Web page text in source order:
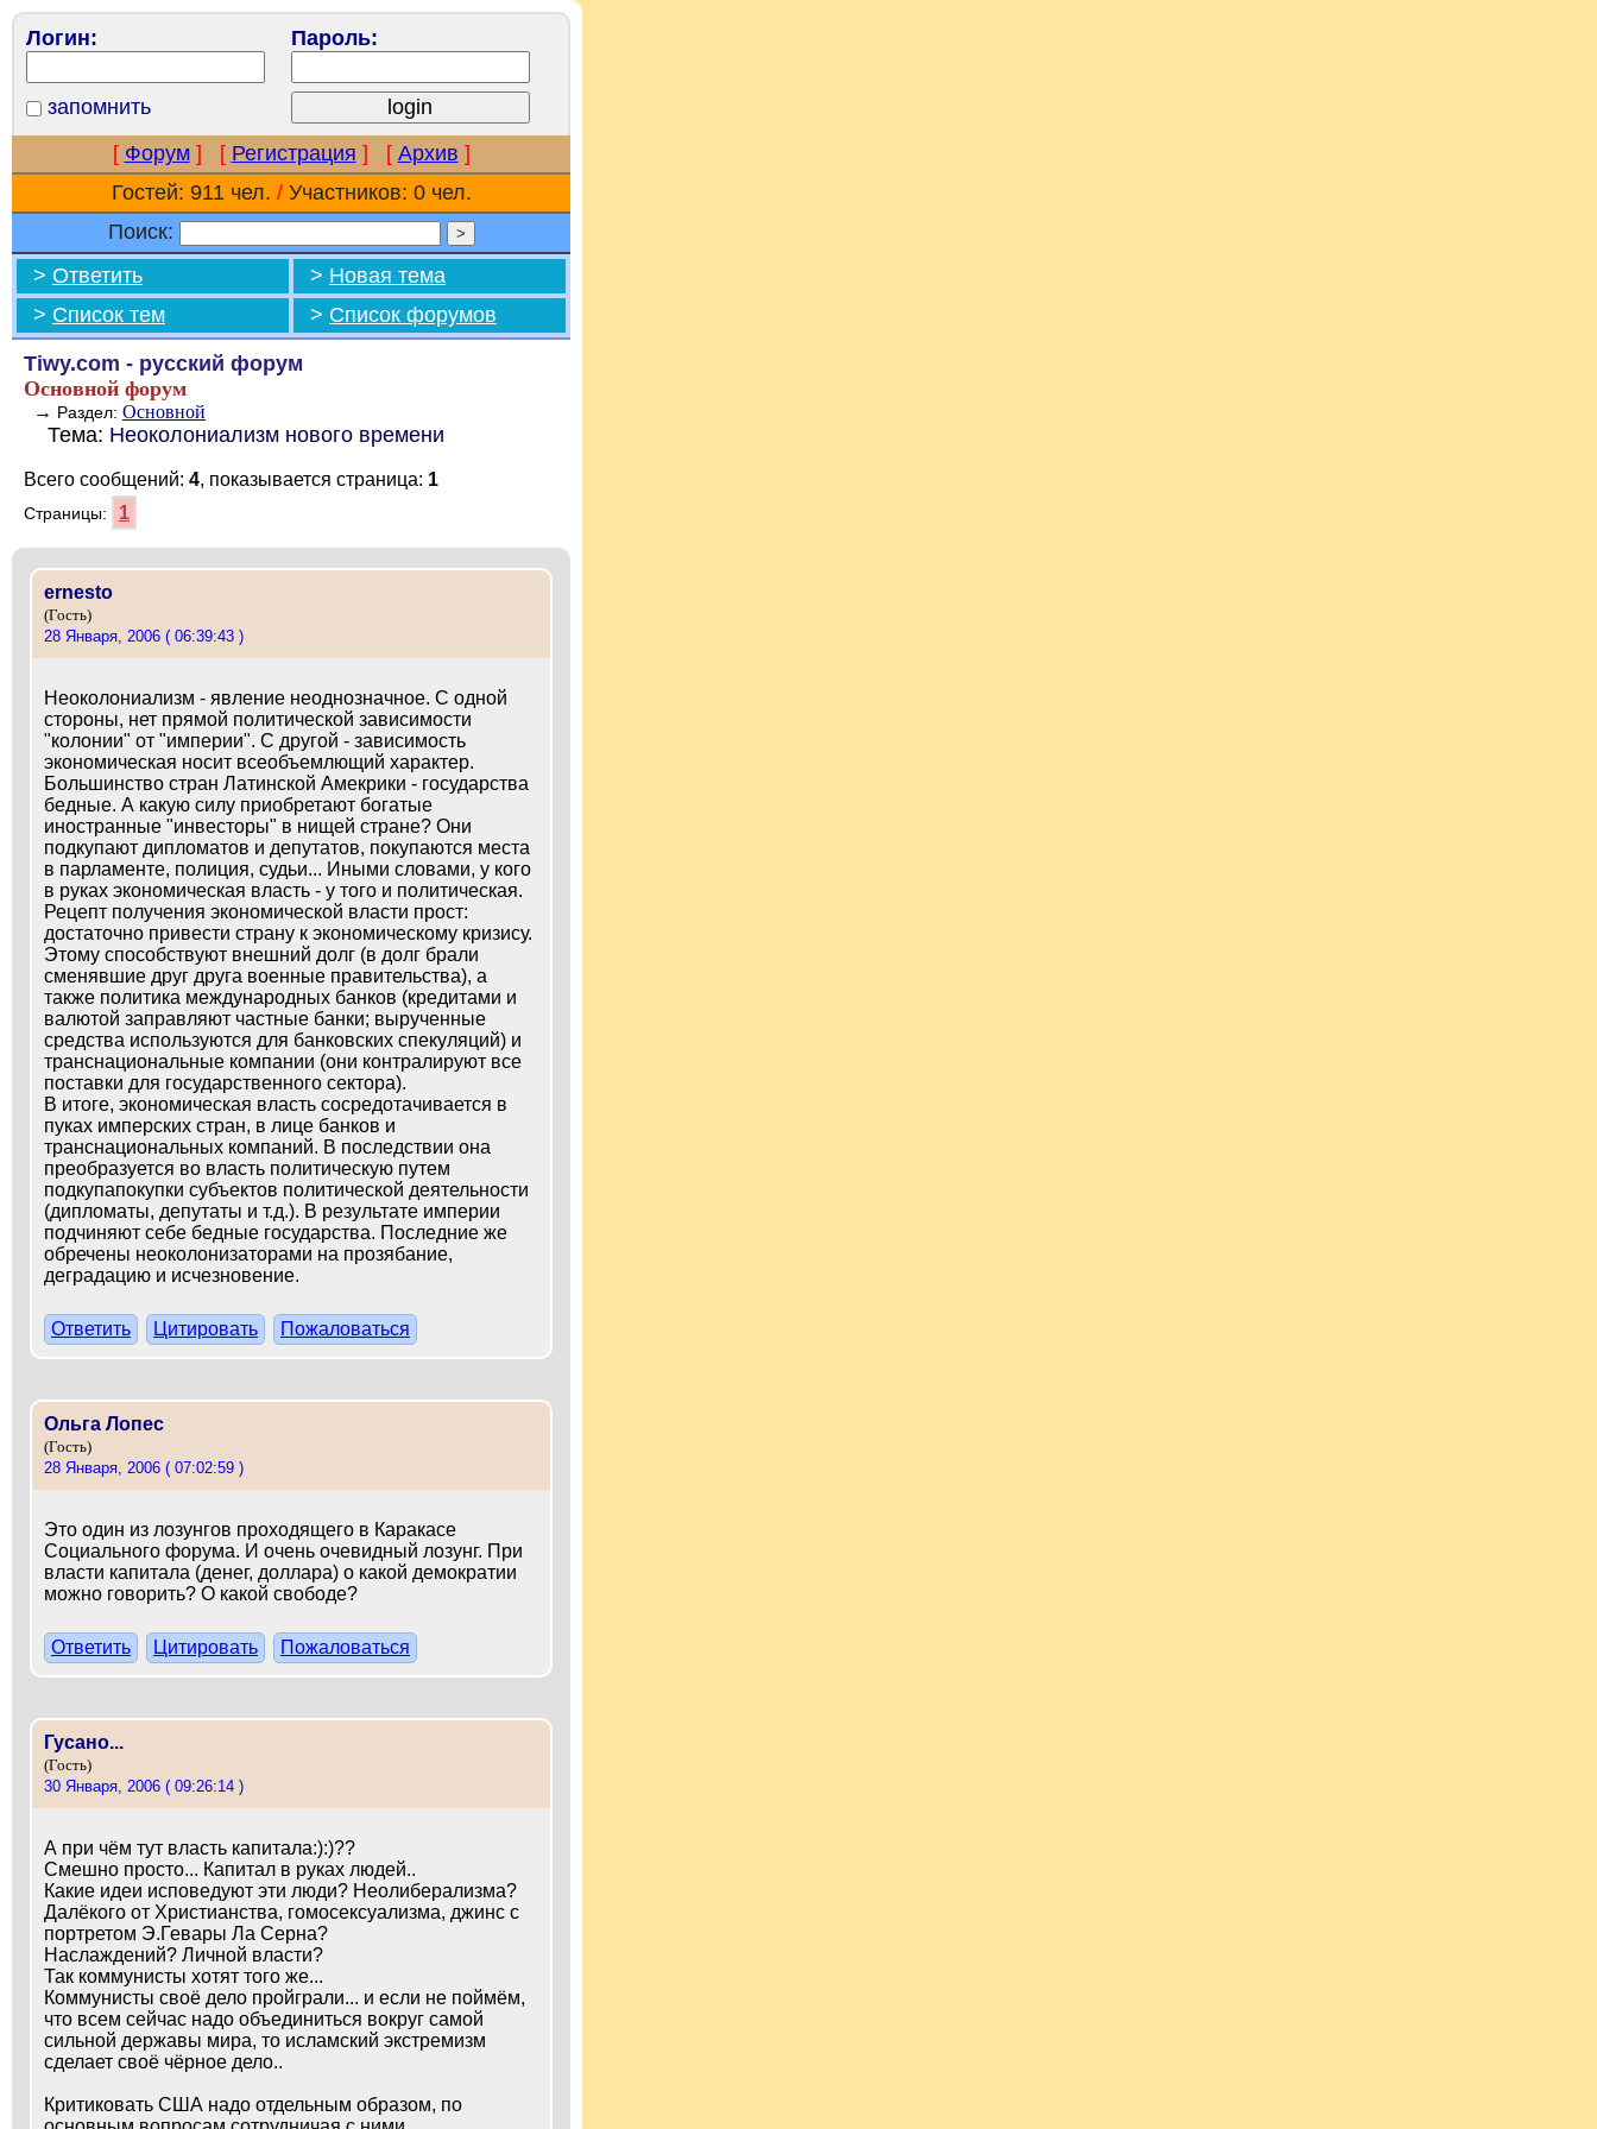
Логин: Пароль:
запомнить
[ Форум ] [ Регистрация ] [ Архив ]
Гостей: 911 чел. /Участников: 0 чел.
Поиск:
> Ответить > Новая тема
> Список тем > Список форумов
Tiwy.com - русский форум
Основной форум
→ Раздел: Основной
Тема: Неоколониализм нового времени
Всего сообщений: 4, показывается страница: 1
Страницы: 1
ernesto
(Гость)
28 Января, 2006 ( 06:39:43 )
Неоколониализм - явление неоднозначное. С одной
стороны, нет прямой политической зависимости
"колонии" от "империи". С другой - зависимость
экономическая носит всеобъемлющий характер.
Большинство стран Латинской Амекрики - государства
бедные. А какую силу приобретают богатые
иностранные "инвесторы" в нищей стране? Они
подкупают дипломатов и депутатов, покупаются места
в парламенте, полиция, судьи... Иными словами, у кого
в руках экономическая власть - у того и политическая.
Рецепт получения экономической власти прост:
достаточно привести страну к экономическому кризису.
Этому способствуют внешний долг (в долг брали
сменявшие друг друга военные правительства), а
также политика международных банков (кредитами и
валютой заправляют частные банки; вырученные
средства используются для банковских спекуляций) и
транснациональные компании (они контралируют все
поставки для государственного сектора).
В итоге, экономическая власть сосредотачивается в
пуках имперских стран, в лице банков и
транснациональных компаний. В последствии она
преобразуется во власть политическую путем
подкупапокупки субъектов политической деятельности
(дипломаты, депутаты и т.д.). В результате империи
подчиняют себе бедные государства. Последние же
обречены неоколонизаторами на прозябание,
деградацию и исчезновение.
Ответить Цитировать Пожаловаться
Ольга Лопес
(Гость)
28 Января, 2006 ( 07:02:59 )
Это один из лозунгов проходящего в Каракасе
Социального форума. И очень очевидный лозунг. При
власти капитала (денег, доллара) о какой демократии
можно говорить? О какой свободе?
Ответить Цитировать Пожаловаться
Гусано...
(Гость)
30 Января, 2006 ( 09:26:14 )
А при чём тут власть капитала:):)??
Смешно просто... Капитал в руках людей..
Какие идеи исповедуют эти люди? Неолиберализма?
Далёкого от Христианства, гомосексуализма, джинс с
портретом Э.Гевары Ла Серна?
Наслаждений? Личной власти?
Так коммунисты хотят того же...
Коммунисты своё дело пройграли... и если не поймём,
что всем сейчас надо объединиться вокруг самой
сильной державы мира, то исламский экстремизм
сделает своё чёрное дело..
Критиковать США надо отдельным образом, по